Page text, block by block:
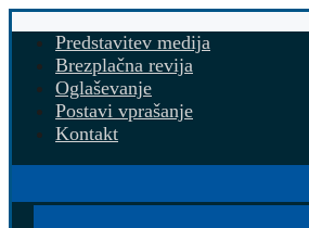
Predstavitev medija
Brezplačna revija
Oglaševanje
Postavi vprašanje
Kontakt